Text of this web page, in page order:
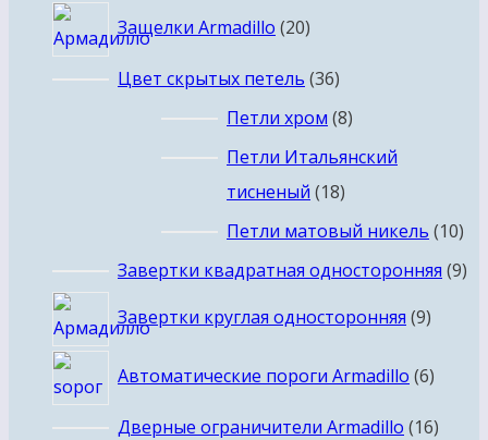
Защелки Armadillo 2020
Цвет скрытых петель 3636
товаров
Петли хром 88
товаров
Петли Итальянский
тисненый 1818
товаров
Петли матовый никель 1010
Завертки квадратная односторонняя 99
Завертки круглая односторонняя 99
Автоматические пороги Armadillo 66
Дверные ограничители Armadillo 1616